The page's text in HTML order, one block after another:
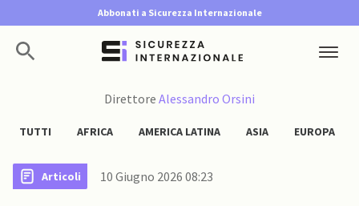
Abbonati a Sicurezza Internazionale
Direttore Alessandro Orsini
TUTTI AFRICA AMERICA LATINA ASIA EUROPA
Articoli 10 Giugno 2026 08:23